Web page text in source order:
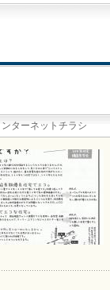
ターネットチラシ